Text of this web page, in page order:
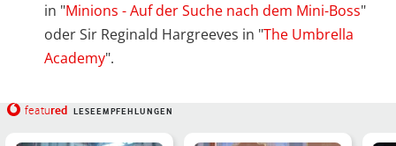
in "Minions - Auf der Suche nach dem Mini-Boss"
oder Sir Reginald Hargreeves in "The Umbrella
Academy".
featured LESEEMPFEHLUNGEN